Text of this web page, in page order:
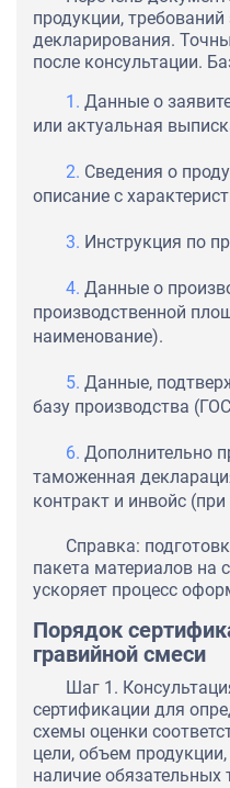
продукции,
декларирования.
после консультации.
Данные о
или актуальная
Сведения о
описание с
Инструкция по
Данные о
производственной
наименование).
Данные,
базу производства
Дополнительно
таможенная
контракт и инвойс
Справка:
пакета материалов на
ускоряет процесс
Порядок
гравийной смеси
Шаг 1.
сертификации для
схемы оценки
цели, объем
наличие обязательных